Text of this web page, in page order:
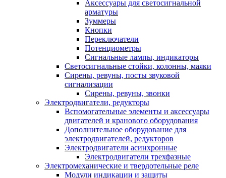
Аксессуары для светосигнальной
арматуры
Зуммеры
Кнопки
Переключатели
Потенциометры
Сигнальные лампы, индикаторы
Светосигнальные стойки, колонны, маяки
Сирены, ревуны, посты звуковой
сигнализации
Сирены, ревуны, звонки
Электродвигатели, редукторы
Вспомогательные элементы и аксессуары
двигателей и кранового оборудования
Дополнительное оборудование для
электродвигателей, редукторов
Электродвигатели асинхронные
Электродвигатели трехфазные
Электромеханические и твердотельные реле
Модули индикации и защиты